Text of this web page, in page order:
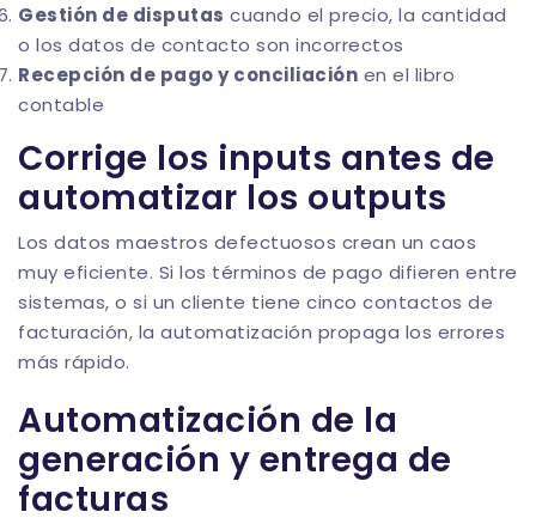
Gestión de disputas cuando el precio, la cantidad
o los datos de contacto son incorrectos
Recepción de pago y conciliación en el libro
contable
Corrige los inputs antes de
automatizar los outputs
Los datos maestros defectuosos crean un caos
muy eficiente. Si los términos de pago difieren entre
sistemas, o si un cliente tiene cinco contactos de
facturación, la automatización propaga los errores
más rápido.
Automatización de la
generación y entrega de
facturas